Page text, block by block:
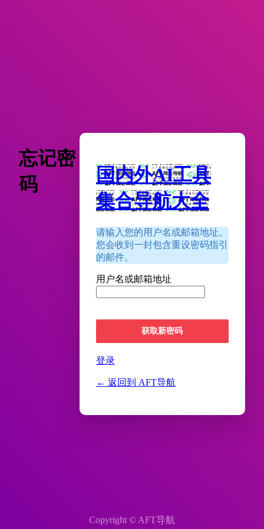
忘记密
码
国内外AI工具
集合导航大全
请输入您的用户名或邮箱地址。
您会收到一封包含重设密码指引
的邮件。
用户名或邮箱地址
登录
← 返回到 AFT导航
Copyright © AFT导航